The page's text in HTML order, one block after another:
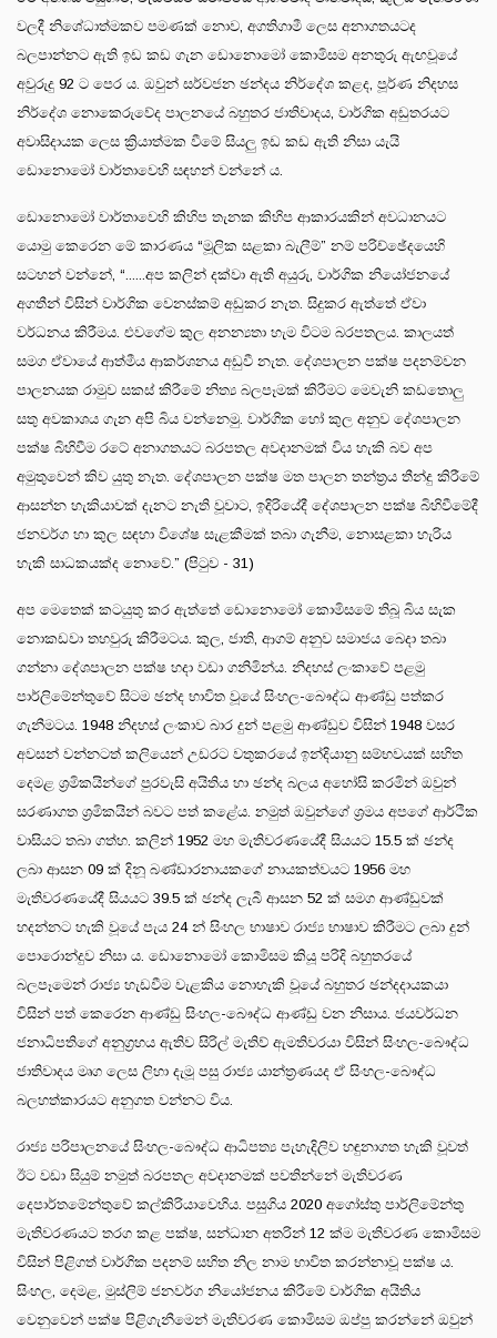
වලදී නිශේධාත්මකව පමණක් නොව, අගතිගාමී ලෙස අනාගතයටද
බලපාන්නට ඇති ඉඩ කඩ ගැන ඩොනොමෝ කොමිසම අනතුරු ඇඟවූයේ
අවුරුදු 92 ට පෙර ය. ඔවුන් සර්වජන ඡන්දය නිර්දේශ කළද, පූර්ණ නිදහස
නිර්දේශ නොකෙරුවේද පාලනයේ බහුතර ජාතිවාදය, වාර්ගික අඩුතරයට
අවාසිදායක ලෙස ක්‍රියාත්මක වීමේ සියලු ඉඩ කඩ ඇති නිසා යැයි
ඩොනොමෝ වාර්තාවෙහි සඳහන් වන්නේ ය.
ඩොනොමෝ වාර්තාවෙහි කිහිප තැනක කිහිප ආකාරයකින් අවධානයට
යොමු කෙරෙන මේ කාරණය “මූලික සළකා බැලීම්” නම් පරිච්ඡේදයෙහි
සටහන් වන්නේ, “......අප කලින් දක්වා ඇති අයුරු, වාර්ගික නියෝජනයේ
අගතීන් විසින් වාර්ගික වෙනස්කම් අඩුකර නැත. සිදුකර ඇත්තේ ඒවා
වර්ධනය කිරීමය. එවගේම කුල අනන්‍යතා හැම විටම බරපතලය. කාලයත්
සමග ඒවායේ ආත්මීය ආකර්ශනය අඩුවී නැත. දේශපාලන පක්ෂ පදනම්වන
පාලනයක රාමුව සකස් කිරීමේ නිත්‍ය බලපෑමක් කිරීමට මෙවැනි කඩතොලු
සතු අවකාශය ගැන අපි බිය වන්නෙමු. වාර්ගික හෝ කුල අනුව දේශපාලන
පක්ෂ බිහිවීම රටේ අනාගතයට බරපතල අවදානමක් විය හැකි බව අප
අමුතුවෙන් කිව යුතු නැත. දේශපාලන පක්ෂ මත පාලන තන්ත්‍රය තීන්දු කිරීමේ
ආසන්න හැකියාවක් දැනට නැති වූවාට, ඉදිරියේදී දේශපාලන පක්ෂ බිහිවීමේදී
ජනවර්ග හා කුල සඳහා විශේෂ සැළකීමක් තබා ගැනීම, නොසළකා හැරිය
හැකි සාධකයක්ද නොවේ.” (පිටුව - 31)
අප මෙතෙක් කටයුතු කර ඇත්තේ ඩොනොමෝ කොමිසමේ තිබූ බිය සැක
නොකඩවා තහවුරු කිරීමටය. කුල, ජාති, ආගම් අනුව සමාජය බෙදා තබා
ගන්නා දේශපාලන පක්ෂ හදා වඩා ගනිමින්ය. නිදහස් ලංකාවේ පළමු
පාර්ලිමේන්තුවේ සිටම ඡන්ද භාවිත වූයේ සිංහල-බෞද්ධ ආණ්ඩු පත්කර
ගැනීමටය. 1948 නිදහස් ලංකාව බාර දුන් පළමු ආණ්ඩුව විසින් 1948 වසර
අවසන් වන්නටත් කලියෙන් උඩරට වතුකරයේ ඉන්දියානු සම්භවයක් සහිත
දෙමළ ශ්‍රමිකයින්ගේ පුරවැසි අයිතිය හා ඡන්ද බලය අහෝසි කරමින් ඔවුන්
සරණාගත ශ්‍රමිකයින් බවට පත් කළේය. නමුත් ඔවුන්ගේ ශ්‍රමය අපගේ ආර්ථික
වාසියට තබා ගත්හ. කලින් 1952 මහ මැතිවරණයේදී සියයට 15.5 ක් ඡන්ද
ලබා ආසන 09 ක් දිනූ බණ්ඩාරනායකගේ නායකත්වයට 1956 මහ
මැතිවරණයේදී සියයට 39.5 ක් ඡන්ද ලැබී ආසන 52 ක් සමග ආණ්ඩුවක්
හදන්නට හැකි වූයේ පැය 24 න් සිංහල භාෂාව රාජ්‍ය භාෂාව කිරීමට ලබා දුන්
පොරොන්දුව නිසා ය. ඩොනොමෝ කොමිසම කියූ පරිදි බහුතරයේ
බලපෑමෙන් රාජ්‍ය හැඩවීම වැළකිය නොහැකි වූයේ බහුතර ඡන්දදායකයා
විසින් පත් කෙරෙන ආණ්ඩු සිංහල-බෞද්ධ ආණ්ඩු වන නිසාය. ජයවර්ධන
ජනාධිපතිගේ අනුග්‍රහය ඇතිව සිරිල් මැතිව් ඇමතිවරයා විසින් සිංහල-බෞද්ධ
ජාතිවාදය මෘග ලෙස ලිහා දැමූ පසු රාජ්‍ය යාන්ත්‍රණයද ඒ සිංහල-බෞද්ධ
බලහත්කාරයට අනුගත වන්නට විය.
රාජ්‍ය පරිපාලනයේ සිංහල-බෞද්ධ ආධිපත්‍ය පැහැදිලිව හඳුනාගත හැකි වූවත්
ඊට වඩා සියුම් නමුත් බරපතල අවදානමක් පවතින්නේ මැතිවරණ
දෙපාර්තමේන්තුවේ කල්කිරියාවෙහිය. පසුගිය 2020 අගෝස්තු පාර්ලිමේන්තු
මැතිවරණයට තරග කළ පක්ෂ, සන්ධාන අතරින් 12 ක්ම මැතිවරණ කොමිසම
විසින් පිළිගත් වාර්ගික පදනම් සහිත නිල නාම භාවිත කරන්නාවූ පක්ෂ ය.
සිංහල, දෙමළ, මුස්ලිම් ජනවර්ග නියෝජනය කිරීමේ වාර්ගික අයිතිය
වෙනුවෙන් පක්ෂ පිළිගැනීමෙන් මැතිවරණ කොමිසම ඔප්පු කරන්නේ ඔවුන්